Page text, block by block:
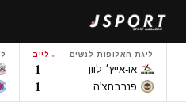
לתוכן
ליגת האלופות לנשים לייב
או-אייץ׳ לוון 1
פנרבחצ'ה 1